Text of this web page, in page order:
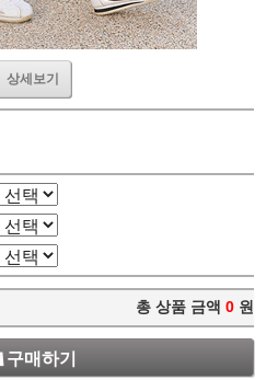
상세보기
총 상품 금액 0 원
구매하기